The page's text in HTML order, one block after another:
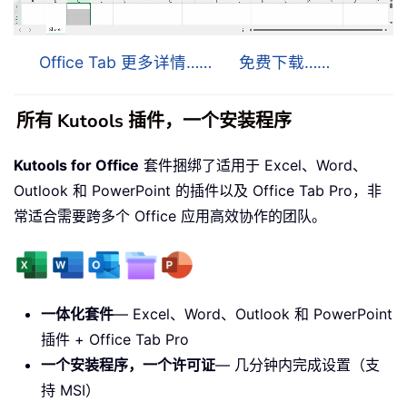
Office Tab 更多详情…… 免费下载……
所有 Kutools 插件，一个安装程序
Kutools for Office 套件捆绑了适用于 Excel、Word、
Outlook 和 PowerPoint 的插件以及 Office Tab Pro，非
常适合需要跨多个 Office 应用高效协作的团队。
一体化套件— Excel、Word、Outlook 和 PowerPoint
插件 + Office Tab Pro
一个安装程序，一个许可证— 几分钟内完成设置（支
持 MSI）